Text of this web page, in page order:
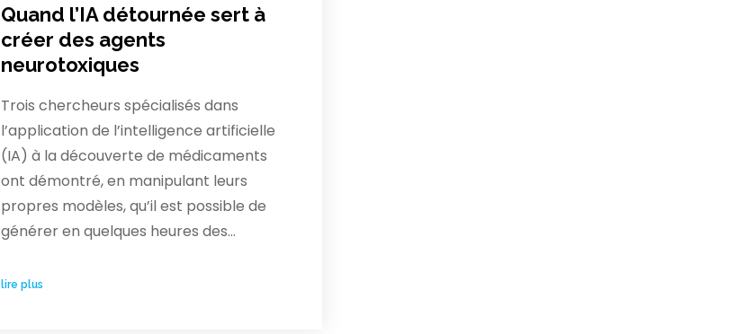
Quand l’IA détournée sert à
créer des agents
neurotoxiques
Trois chercheurs spécialisés dans
l’application de l’intelligence artificielle
(IA) à la découverte de médicaments
ont démontré, en manipulant leurs
propres modèles, qu’il est possible de
générer en quelques heures des…
lire plus